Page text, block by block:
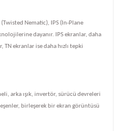
Nematic), IPS (In-Plane
dayanır. IPS ekranlar, daha
TN ekranlar ise daha hızlı tepki
arka ışık, invertör, sürücü devreleri
birleşerek bir ekran görüntüsü